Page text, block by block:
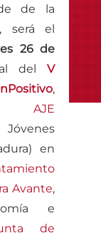
de la
será el
26 de
delV
,
AJE
Jóvenes
en
Avante,
e
de